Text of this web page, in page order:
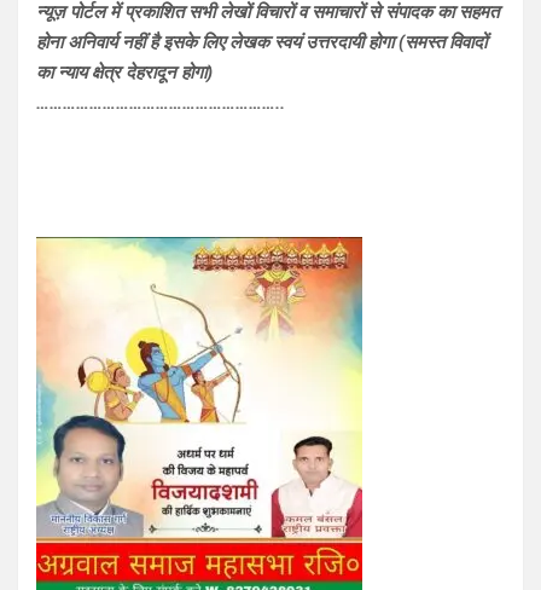
न्यूज़ पोर्टल में प्रकाशित सभी लेखों विचारों व समाचारों से संपादक का सहमत
होना अनिवार्य नहीं है इसके लिए लेखक स्वयं उत्तरदायी होगा (समस्त विवादों
का न्याय क्षेत्र देहरादून होगा)
………………………………………………..